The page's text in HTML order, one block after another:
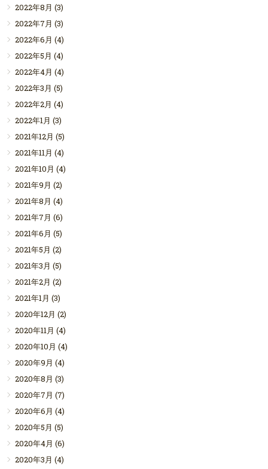
2022年8月 (3)
2022年7月 (3)
2022年6月 (4)
2022年5月 (4)
2022年4月 (4)
2022年3月 (5)
2022年2月 (4)
2022年1月 (3)
2021年12月 (5)
2021年11月 (4)
2021年10月 (4)
2021年9月 (2)
2021年8月 (4)
2021年7月 (6)
2021年6月 (5)
2021年5月 (2)
2021年3月 (5)
2021年2月 (2)
2021年1月 (3)
2020年12月 (2)
2020年11月 (4)
2020年10月 (4)
2020年9月 (4)
2020年8月 (3)
2020年7月 (7)
2020年6月 (4)
2020年5月 (5)
2020年4月 (6)
2020年3月 (4)